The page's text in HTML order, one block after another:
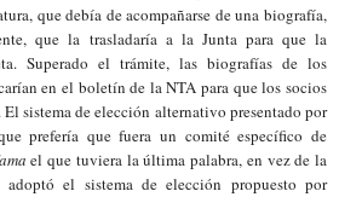
que debía de acompañarse de una biografía,
que la trasladaría a la Junta para que la
Superado el trámite, las biografías de los
en el boletín de la NTA para que los socios
sistema de elección alternativo presentado por
prefería que fuera un comité específico de
el que tuviera la última palabra, en vez de la
el sistema de elección propuesto por